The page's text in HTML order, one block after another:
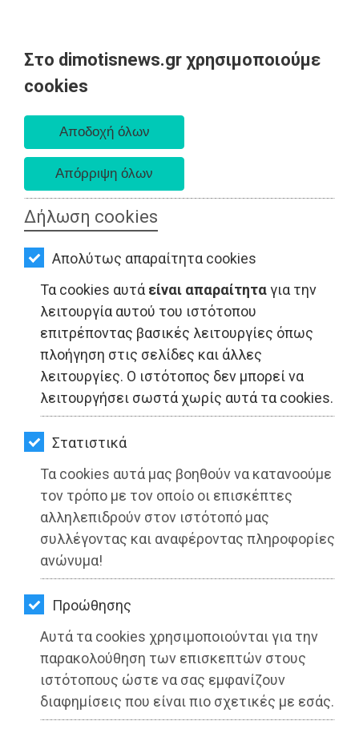
Στο dimotisnews.gr χρησιμοποιούμε
cookies
Δήλωση cookies
Απολύτως απαραίτητα cookies
Τα cookies αυτά είναι απαραίτηταγια την
λειτουργία αυτού του ιστότοπου
επιτρέποντας βασικές λειτουργίες όπως
πλοήγηση στις σελίδες και άλλες
λειτουργίες. Ο ιστότοπος δεν μπορεί να
λειτουργήσει σωστά χωρίς αυτά τα cookies.
Στατιστικά
Τα cookies αυτά μας βοηθούν να κατανοούμε
τον τρόπο με τον οποίο οι επισκέπτες
αλληλεπιδρούν στον ιστότοπό μας
συλλέγοντας και αναφέροντας πληροφορίες
ανώνυμα!
Προώθησης
Αυτά τα cookies χρησιμοποιούνται για την
παρακολούθηση των επισκεπτών στους
ιστότοπους ώστε να σας εμφανίζουν
διαφημίσεις που είναι πιο σχετικές με εσάς.
AΡΧΙΚΗ
ΕΙΔΗΣΕΙΣ
ΠΟΛΙΤΙΚΗ
ΤΟΠΙΚΗ
ΑΥΤΟΔΙΟΙΚΗΣΗ
ΟΙΚΟΝΟΜΙΑ
ΑΘΛΗΤΙΣΜΟΣ
ΠΟΛΙΤΙΣΜΟΣ
ΣΠΙΤΙ-
ΚΗΠΟΣ
ΥΓΕΙΑ
LIFESTYLE
ΤΑΞΙΔΙΑ
ΕΞΟΔΟΣ
ΠΕΡΙΒΑΛΛΟΝ
ΚΑΤΟΙΚΙΔΙΟ
ΑΓΓΕΛΙΕΣ
ΕΦΗΜΕΡΙΔΕΣ
OΔΗΓΟΣ
ΑΓΟΡΑΣ
ΤΟΠΙΚΗ ΑΥΤΟΔΙΟΙΚΗΣΗ - Αττική
Περιφέρεια Αττικής: Ξεκινούν τα έργα
ανάδειξης των γεφυρών στο οδικό
δίκτυο
Διαβάστηκε 3040 φορές
17-06-2022
Από τo Dimotisnews